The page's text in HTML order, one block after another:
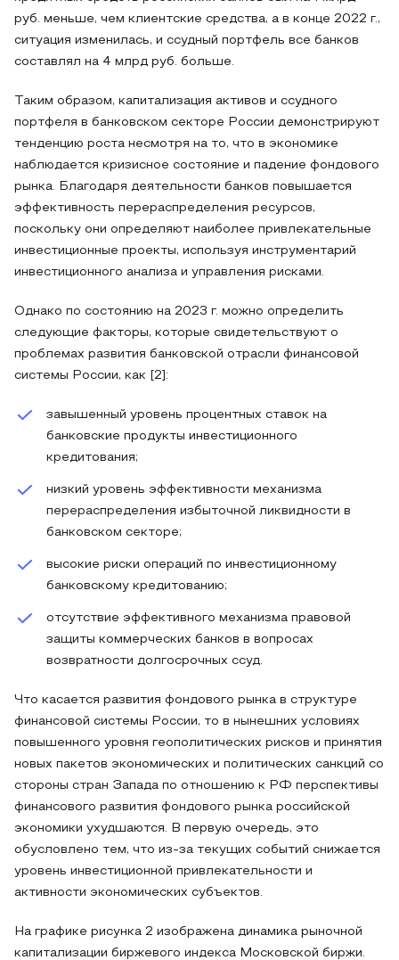
руб. меньше, чем клиентские средства, а в конце 2022 г.,
ситуация изменилась, и ссудный портфель все банков
составлял на 4 млрд руб. больше.
Таким образом, капитализация активов и ссудного
портфеля в банковском секторе России демонстрируют
тенденцию роста несмотря на то, что в экономике
наблюдается кризисное состояние и падение фондового
рынка. Благодаря деятельности банков повышается
эффективность перераспределения ресурсов,
поскольку они определяют наиболее привлекательные
инвестиционные проекты, используя инструментарий
инвестиционного анализа и управления рисками.
Однако по состоянию на 2023 г. можно определить
следующие факторы, которые свидетельствуют о
проблемах развития банковской отрасли финансовой
системы России, как [2]:
завышенный уровень процентных ставок на
банковские продукты инвестиционного
кредитования;
низкий уровень эффективности механизма
перераспределения избыточной ликвидности в
банковском секторе;
высокие риски операций по инвестиционному
банковскому кредитованию;
отсутствие эффективного механизма правовой
защиты коммерческих банков в вопросах
возвратности долгосрочных ссуд.
Что касается развития фондового рынка в структуре
финансовой системы России, то в нынешних условиях
повышенного уровня геополитических рисков и принятия
новых пакетов экономических и политических санкций со
стороны стран Запада по отношению к РФ перспективы
финансового развития фондового рынка российской
экономики ухудшаются. В первую очередь, это
обусловлено тем, что из-за текущих событий снижается
уровень инвестиционной привлекательности и
активности экономических субъектов.
На графике рисунка 2 изображена динамика рыночной
капитализации биржевого индекса Московской биржи.